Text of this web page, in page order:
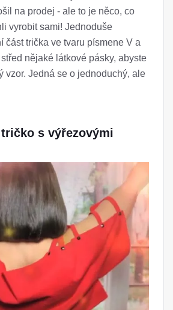
na prodej - ale to je něco, co
vyrobit sami! Jednoduše
část trička ve tvaru písmene V a
nějaké látkové pásky, abyste
vzor. Jedná se o jednoduchý, ale
s výřezovými